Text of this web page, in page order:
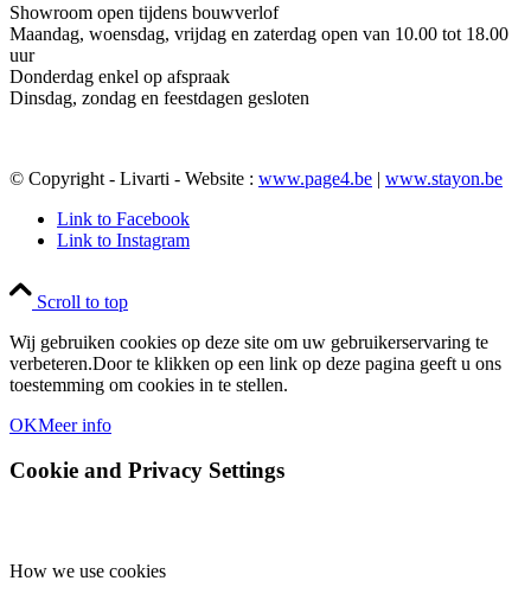
Showroom open tijdens bouwverlof
Maandag, woensdag, vrijdag en zaterdag open van 10.00 tot 18.00
uur
Donderdag enkel op afspraak
Dinsdag, zondag en feestdagen gesloten
© Copyright - Livarti - Website : www.page4.be | www.stayon.be
Link to Facebook
Link to Instagram
Scroll to top
Wij gebruiken cookies op deze site om uw gebruikerservaring te
verbeteren.Door te klikken op een link op deze pagina geeft u ons
toestemming om cookies in te stellen.
OKMeer info
Cookie and Privacy Settings
How we use cookies